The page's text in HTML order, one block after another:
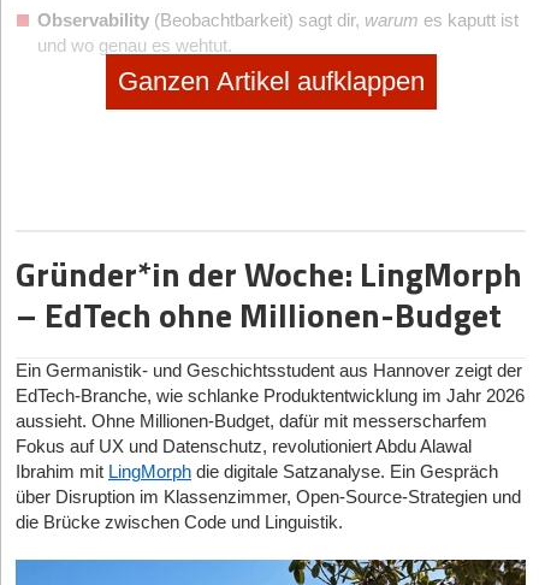
Observability (Beobachtbarkeit) sagt dir, warum es kaputt ist
und wo genau es wehtut.
Um das „Warum“ herauszufinden, nutzt die Industrie
Das beste Server-Monitoring nützt nichts, wenn der „Kaufen“-
Button im Browser des Kunden einen unsichtbaren JavaScript-
Fehler wirft. Das Backend merkt davon nichts, aber der Umsatz
Der Nutzen:Extrem hoch. Tools für sogenanntes Exception
Tracking (wie Sentry, Bugsnag oder Rollbar) fangen Fehler genau
dort ab, wo sie passieren – im Frontend beim Nutzer und im
Backend. Sie gruppieren tausende Fehlermeldungen intelligent
zusammen und zeigen:"Dieser spezifische Fehler betrifft gerade
150 Nutzer."
priorisiert Fehler automatisch nach Dringlichkeit und liefert den
Ganzen Artikel aufklappen
Gründer*in der Woche: LingMorph
– EdTech ohne Millionen-Budget
Ein Germanistik- und Geschichtsstudent aus Hannover zeigt der
EdTech-Branche, wie schlanke Produktentwicklung im Jahr 2026
aussieht. Ohne Millionen-Budget, dafür mit messerscharfem
Fokus auf UX und Datenschutz, revolutioniert Abdu Alawal
Ibrahim mit LingMorph die digitale Satzanalyse. Ein Gespräch
über Disruption im Klassenzimmer, Open-Source-Strategien und
die Brücke zwischen Code und Linguistik.